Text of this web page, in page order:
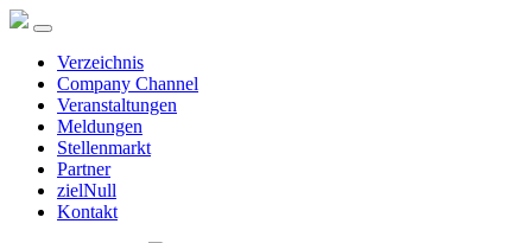
Verzeichnis
Company Channel
Veranstaltungen
Meldungen
Stellenmarkt
Partner
zielNull
Kontakt